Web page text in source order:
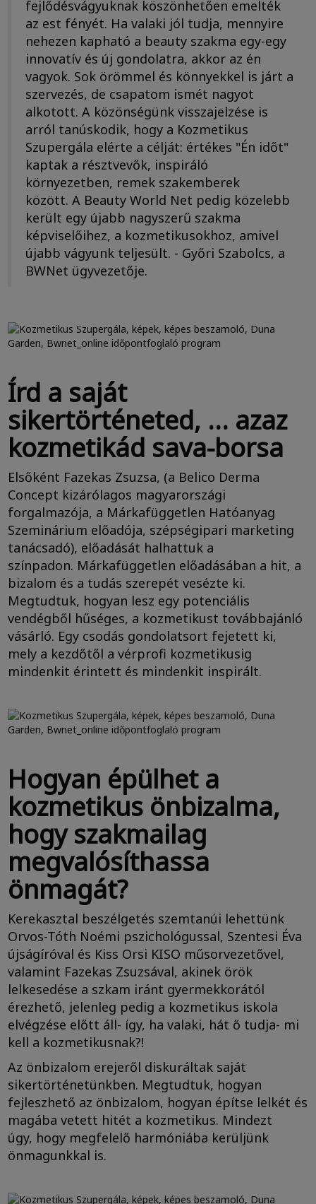
fejlődésvágyuknak köszönhetően emelték
az est fényét. Ha valaki jól tudja, mennyire
nehezen kapható a beauty szakma egy-egy
innovatív és új gondolatra, akkor az én
vagyok. Sok örömmel és könnyekkel is járt a
szervezés, de csapatom ismét nagyot
alkotott. A közönségünk visszajelzése is
arról tanúskodik, hogy a Kozmetikus
Szupergála elérte a célját: értékes "Én időt"
kaptak a résztvevők, inspiráló
környezetben, remek szakemberek
között. A Beauty World Net pedig közelebb
került egy újabb nagyszerű szakma
képviselőihez, a kozmetikusokhoz, amivel
újabb vágyunk teljesült. - Győri Szabolcs, a
BWNet ügyvezetője.
Írd a saját
sikertörténeted, … azaz
kozmetikád sava-borsa
Elsőként Fazekas Zsuzsa, (a Belico Derma
Concept kizárólagos magyarországi
forgalmazója, a Márkafüggetlen Hatóanyag
Szeminárium előadója, szépségipari marketing
tanácsadó), előadását halhattuk a
színpadon. Márkafüggetlen előadásában a hit, a
bizalom és a tudás szerepét vesézte ki.
Megtudtuk, hogyan lesz egy potenciális
vendégből hűséges, a kozmetikust továbbajánló
vásárló. Egy csodás gondolatsort fejetett ki,
mely a kezdőtől a vérprofi kozmetikusig
mindenkit érintett és mindenkit inspirált.
Hogyan épülhet a
kozmetikus önbizalma,
hogy szakmailag
megvalósíthassa
önmagát?
Kerekasztal beszélgetés szemtanúi lehettünk
Orvos-Tóth Noémi pszichológussal, Szentesi Éva
újságíróval és Kiss Orsi KISO műsorvezetővel,
valamint Fazekas Zsuzsával, akinek örök
lelkesedése a szkam iránt gyermekkorától
érezhető, jelenleg pedig a kozmetikus iskola
elvégzése előtt áll- így, ha valaki, hát ő tudja- mi
kell a kozmetikusnak?!
Az önbizalom erejeről diskuráltak saját
sikertörténetünkben. Megtudtuk, hogyan
fejleszhető az önbizalom, hogyan építse lelkét és
magába vetett hitét a kozmetikus. Mindezt
úgy, hogy megfelelő harmóniába kerüljünk
önmagunkkal is.